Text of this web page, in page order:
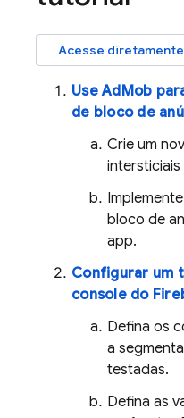
Acesse
UseAdMob
de bloco de
Crie um
intersticiais
bloco de
app.
Configurar um
console do
Defina os
a
testadas.
Defina as